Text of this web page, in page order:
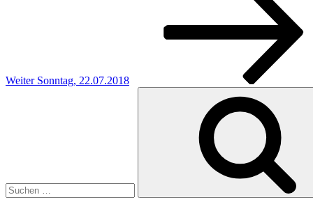
Weiter Sonntag, 22.07.2018